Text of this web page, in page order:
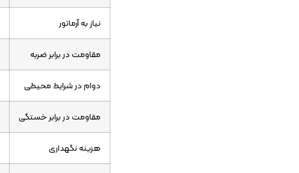
نیاز به آرماتور
مقاومت در برابر ضربه
دوام در شرایط محیطی
مقاومت در برابر خستگی
هزینه نگهداری